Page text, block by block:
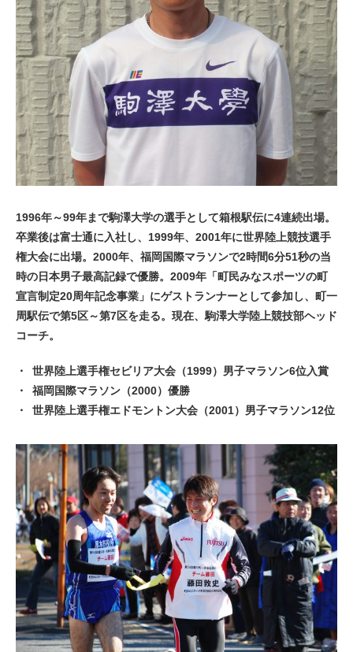
1996年～99年まで駒澤大学の選手として箱根駅伝に4連続出場。
卒業後は富士通に入社し、1999年、2001年に世界陸上競技選手
権大会に出場。2000年、福岡国際マラソンで2時間6分51秒の当
時の日本男子最高記録で優勝。2009年「町民みなスポーツの町
宣言制定20周年記念事業」にゲストランナーとして参加し、町一
周駅伝で第5区～第7区を走る。現在、駒澤大学陸上競技部ヘッド
コーチ。
世界陸上選手権セビリア大会（1999）男子マラソン6位入賞
福岡国際マラソン（2000）優勝
世界陸上選手権エドモントン大会（2001）男子マラソン12位